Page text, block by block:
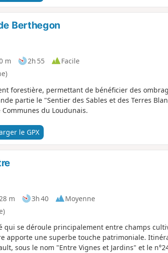
Berthegon
m 2h 55
Facile
forestière, permettant de bénéficier des
partie le "Sentier des Sables et des Terres
du Loudunais.
le GPX
m 3h 40
Moyenne
qui se déroule principalement entre champs
apporte une superbe touche patrimoniale.
sous le nom "Entre Vignes et Jardins" et le